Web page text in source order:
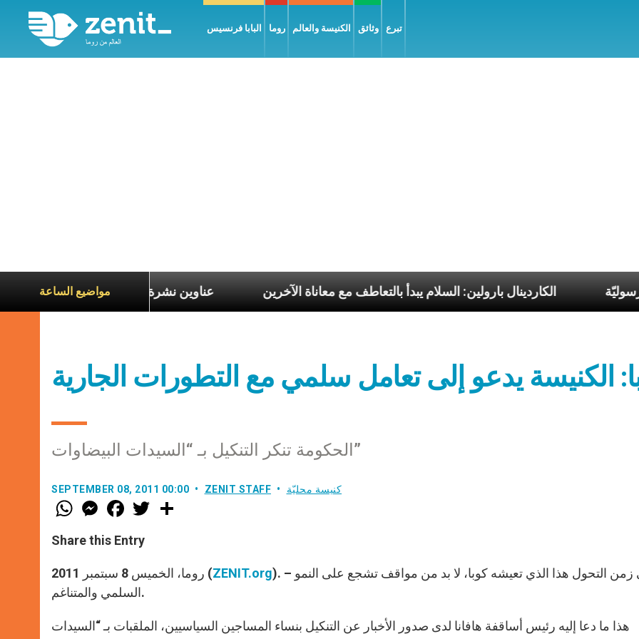
البابا فرنسيس روما الكنيسة والعالم وثائق تبرع
مواضيع الساعة
عناوين نشرة يوم الجمعة 7 آب 2026: السلام يُبنى بصبر يومًا بعد يوم الكاردينال بارولين: السلام يبدأ بالتعاطف مع معاناة الآخرين البابا الرسوليّة
الكنيسة يدعو إلى تعامل سلمي مع التطورات الجارية
الحكومة تنكر التنكيل بـ “السيدات البيضاوات”
SEPTEMBER 08, 2011 00:00 ZENIT STAFF كنيسة محليّة
W
h
t
s
p
p
M
e
s
e
g
e
r
F
a
e
b
o
k
w
r
Share this Entry
روما، الخميس 8 سبتمبر 2011 (ZENIT.org). – في زمن التحول هذا الذي تعيشه كوبا، لا بد من مواقف تشجع على النمو
السلمي والمتناغم.
هذا ما دعا إليه رئيس أساقفة هافانا لدى صدور الأخبار عن التنكيل بنساء المساجين السياسيين، الملقبات بـ “السيدات